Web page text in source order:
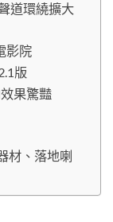
道環繞擴大
影院
版
果驚豔
材、落地喇